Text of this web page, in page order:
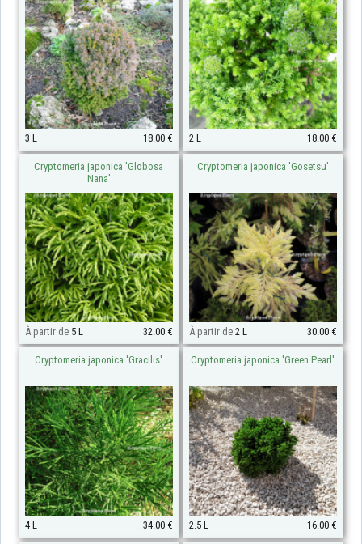
3 L 18.00 € 2 L 18.00 €
Cryptomeria japonica 'Globosa
Nana'
À partir de 5 L 32.00 €
Cryptomeria japonica 'Gosetsu'
À partir de2 L 30.00 €
Cryptomeria japonica 'Gracilis'
4 L 34.00 €
Cryptomeria japonica 'Green Pearl'
2.5 L 16.00 €